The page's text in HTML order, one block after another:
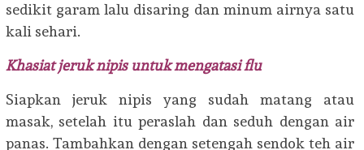
sedikit garam lalu disaring dan minum airnya satu
kali sehari.
Khasiat jeruk nipis untuk mengatasi flu
Siapkan jeruk nipis yang sudah matang atau
masak, setelah itu peraslah dan seduh dengan air
panas. Tambahkan dengan setengah sendok teh air